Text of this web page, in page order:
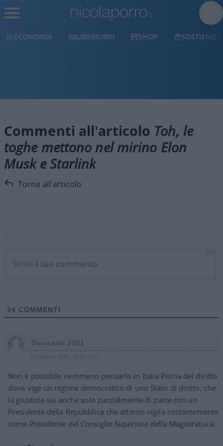
ECONOMIA LIBERILIBRI SHOP SOSTIENICI
Commenti all'articolo Toh, le
toghe mettono nel mirino Elon
Musk e Starlink
Torna all'articolo
34 COMMENTI
Giancarlo 2021
16 Ottobre 2024, 15:11 15:11
Non è possibile nemmeno pensarlo in Italia Patria del diritto
dove vige un regime democratico di uno Stato di diritto, che
la giustizia sia anche solo parzialmente di parte con un
Presidente della Repubblica che attento vigila costantemente
come Presidente del Consiglio Superiore della Magistratura!